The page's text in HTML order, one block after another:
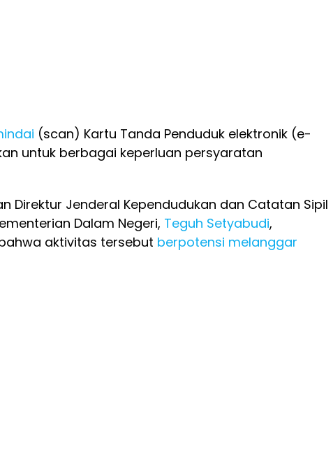
(scan) Kartu Tanda Penduduk elektronik (e-
untuk berbagai keperluan persyaratan
Direktur Jenderal Kependudukan dan Catatan Sipil
Dalam Negeri, Teguh Setyabudi,
aktivitas tersebut berpotensi melanggar